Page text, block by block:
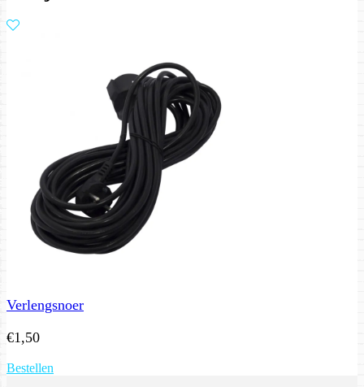
Verlengsnoer
€1,50
Bestellen